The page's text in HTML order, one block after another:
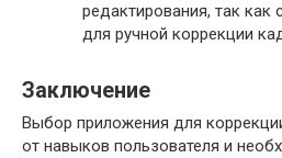
редактирования, так
для ручной коррекции
Заключение
Выбор приложения для
от навыков пользователя и